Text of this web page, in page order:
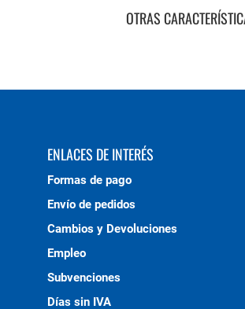
OTRAS
ENLACES DE INTERÉS
Formas de pago
Envío de pedidos
Cambios y Devoluciones
Empleo
Subvenciones
Días sin IVA